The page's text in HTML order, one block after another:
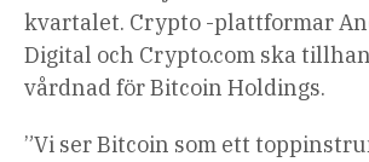
kvartalet. Crypto -plattformar
Digital och Crypto.com ska
vårdnad för Bitcoin Holdings.
”Vi ser Bitcoin som ett